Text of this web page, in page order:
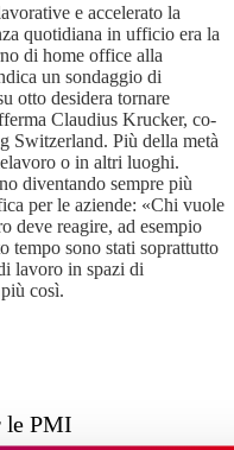
e accelerato la
quotidiana in ufficio era la
di home office alla
un sondaggio di
otto desidera tornare
Claudius Krucker, co-
Switzerland. Più della metà
o in altri luoghi.
diventando sempre più
per le aziende: «Chi vuole
deve reagire, ad esempio
tempo sono stati soprattutto
lavoro in spazi di
così.
le PMI